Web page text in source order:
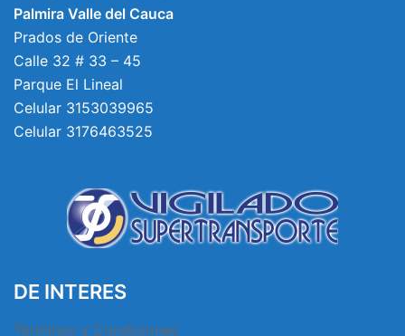
Palmira Valle del Cauca
Prados de Oriente
Calle 32 # 33 – 45
Parque El Lineal
Celular 3153039965
Celular 3176463525
DE INTERES
Términos y Condiciones